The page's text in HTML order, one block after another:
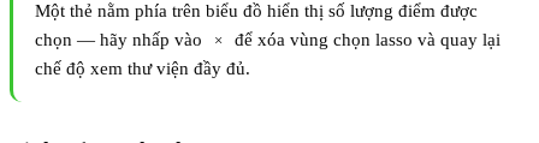
Một thẻ nằm phía trên biểu đồ hiển thị số lượng điểm được
chọn — hãy nhấp vào
×
để xóa vùng chọn lasso và quay lại
chế độ xem thư viện đầy đủ.